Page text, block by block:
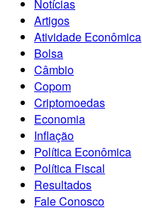
Notícias
Artigos
Atividade Econômica
Bolsa
Câmbio
Copom
Criptomoedas
Economia
Inflação
Política Econômica
Política Fiscal
Resultados
Fale Conosco